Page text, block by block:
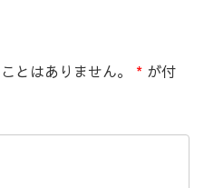
とはありません。 * が付